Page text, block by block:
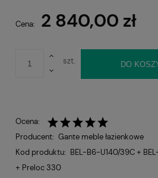
Cena: 2 840,00 zł
szt. DO
Ocena:
Producent: Gante meble łazienkowe
Kod produktu: BEL-B6-U140/39C +
+ Preloc 330